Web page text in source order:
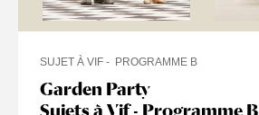
Garden Party
Sujets à Vif - Programme B
SUJET À VIF PROGRAMME B